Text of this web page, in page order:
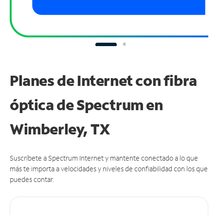
Planes de Internet con fibra
óptica de Spectrum en
Wimberley, TX
Suscríbete a Spectrum Internet y mantente conectado a lo que
más te importa a velocidades y niveles de confiabilidad con los que
puedes contar.